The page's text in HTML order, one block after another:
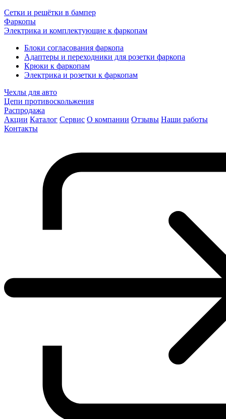
Сетки и решётки в бампер
Фаркопы
Электрика и комплектующие к фаркопам
Блоки согласования фаркопа
Адаптеры и переходники для розетки фаркопа
Крюки к фаркопам
Электрика и розетки к фаркопам
Чехлы для авто
Цепи противоскольжения
Распродажа
Акции Каталог Сервис О компании Отзывы Наши работы
Контакты